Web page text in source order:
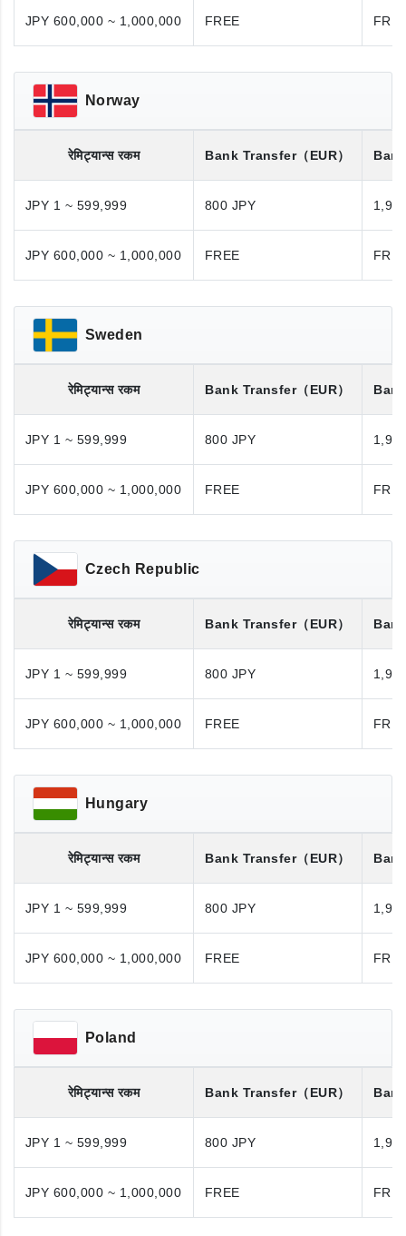
JPY 600,000 ~ 1,000,000 FREE
Norway
रेमिट्यान्स रकम Bank Transfer（EUR）
JPY 1 ~ 599,999 800 JPY
JPY 600,000 ~ 1,000,000 FREE
Sweden
रेमिट्यान्स रकम Bank Transfer（EUR）
JPY 1 ~ 599,999 800 JPY
JPY 600,000 ~ 1,000,000 FREE
Czech Republic
रेमिट्यान्स रकम Bank Transfer（EUR）
JPY 1 ~ 599,999 800 JPY
JPY 600,000 ~ 1,000,000 FREE
Hungary
रेमिट्यान्स रकम Bank Transfer（EUR）
JPY 1 ~ 599,999 800 JPY
JPY 600,000 ~ 1,000,000 FREE
Poland
रेमिट्यान्स रकम Bank Transfer（EUR）
JPY 1 ~ 599,999 800 JPY
JPY 600,000 ~ 1,000,000 FREE